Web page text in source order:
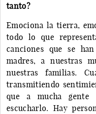
tanto?
Emociona la tierra,
todo lo que
canciones que se
madres, a nuestras
nuestras familias.
transmitiendo
que a mucha
escucharlo. Hay